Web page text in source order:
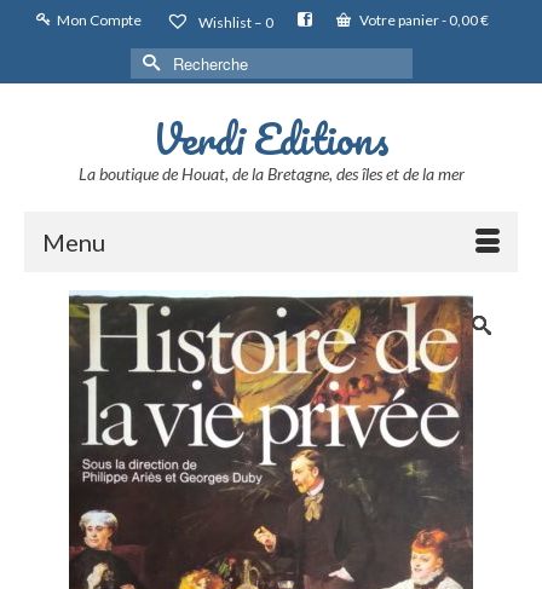
Mon Compte Wishlist – 0 Votre panier- 0,00€
Rechercher :
Verdi Editions
La boutique de Houat, de la Bretagne, des îles et de la mer
Menu